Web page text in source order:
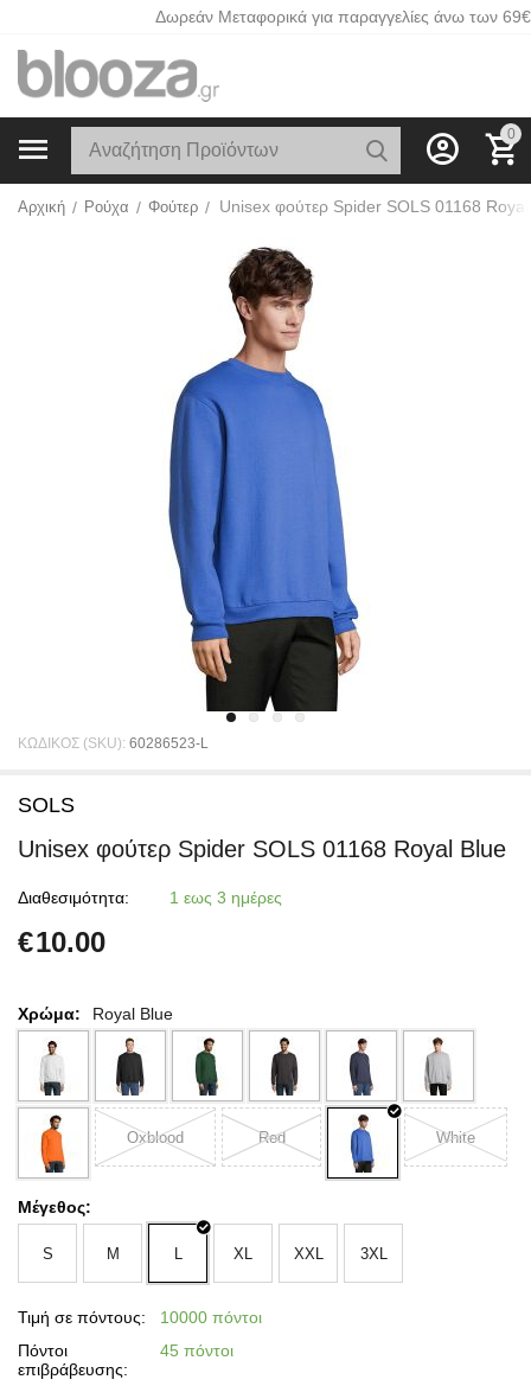
Δωρεάν Μεταφορικά για παραγγελίες άνω των 69€
0
Αρχική / Ρούχα / Φούτερ / Unisex φούτερ Spider SOLS 01168
ΚΩΔΙΚΟΣ (SKU): 60286523-L
SOLS
Unisex φούτερ Spider SOLS 01168 Royal Blue
Διαθεσιμότητα: 1 εως 3 ημέρες
€10.00
Χρώμα: Royal Blue
Oxblood Red White
Μέγεθος:
S M L XL XXL 3XL
Τιμή σε πόντους:
10000 πόντοι
Πόντοι
επιβράβευσης:
45 πόντοι